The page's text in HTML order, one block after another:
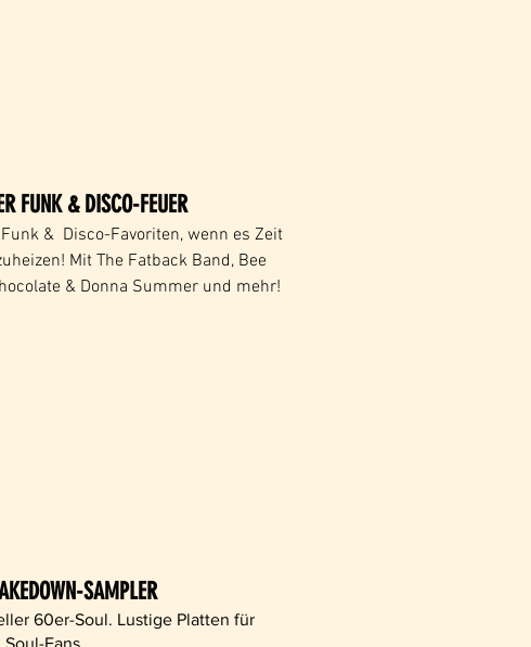
FUNK & DISCO-FEUER
& Disco-Favoriten, wenn es Zeit
Mit The Fatback Band, Bee
& Donna Summer und mehr!
SAMPLER
60er-Soul. Lustige Platten für
Soul-Fans